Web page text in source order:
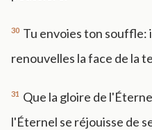
30 Tu envoies ton souffle:
renouvelles la face de la
31 Que la gloire de
l'Éternel se réjouisse de